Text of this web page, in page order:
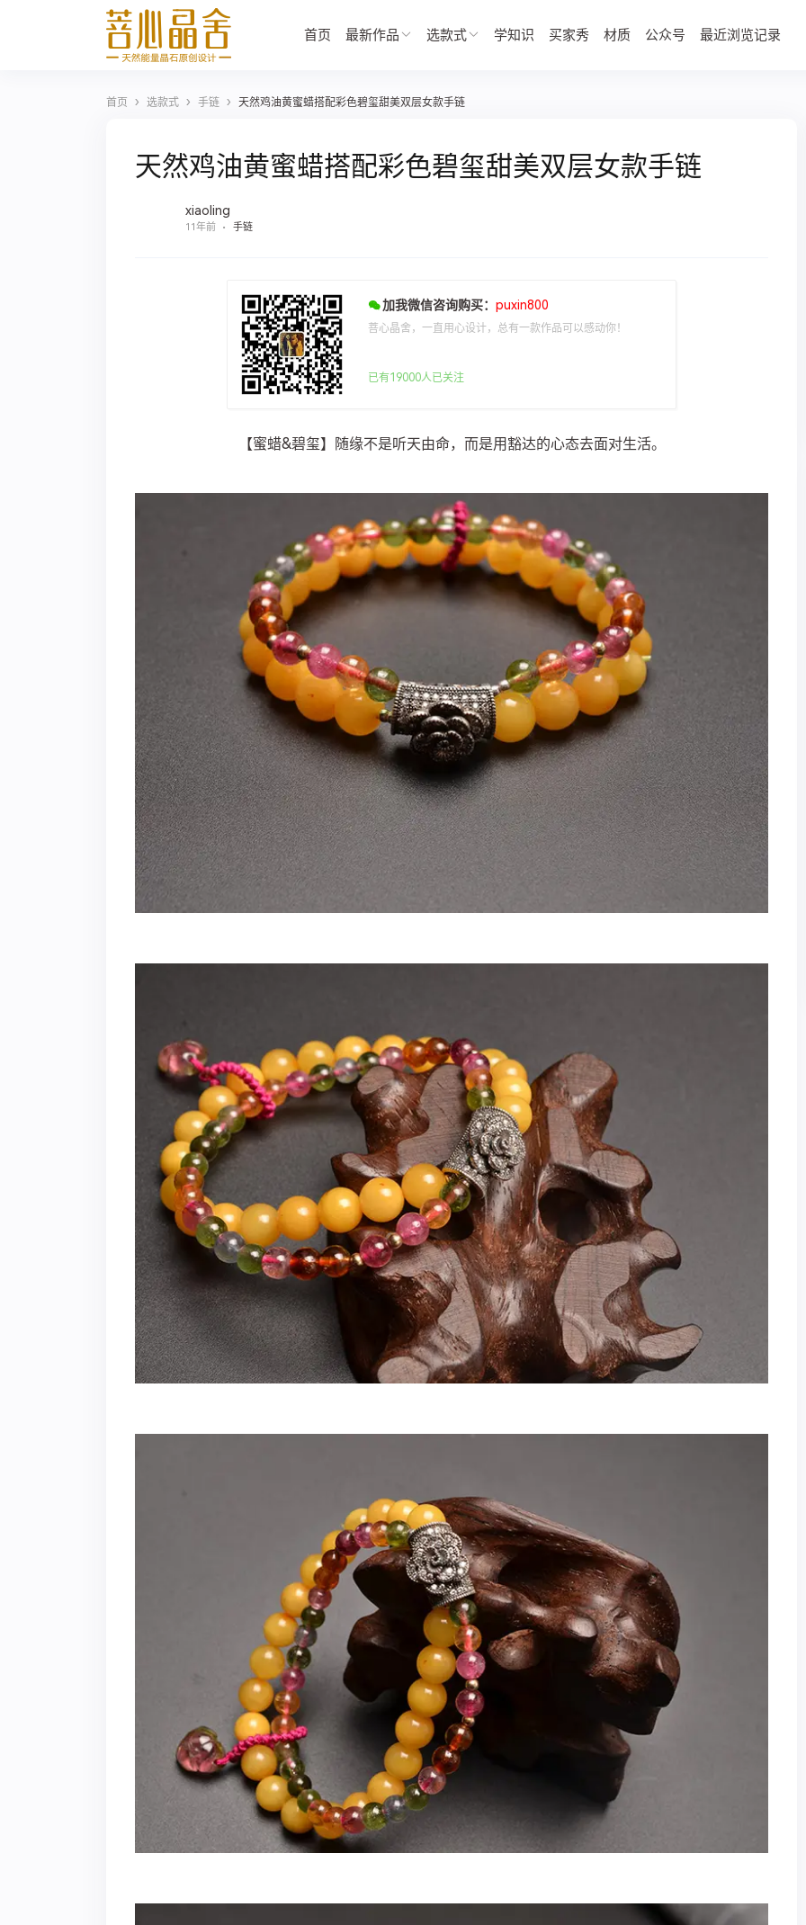
首页 最新作品 选款式 学知识 买家秀 材质 公众号 最近浏览记录
首页 › 选款式 › 手链 › 天然鸡油黄蜜蜡搭配彩色碧玺甜美双层女款手链
天然鸡油黄蜜蜡搭配彩色碧玺甜美双层女款手链
xiaoling
11年前 手链
加我微信咨询购买： puxin800
菩心晶舍，一直用心设计，总有一款作品可以感动你！
已有19000人已关注
【蜜蜡&碧玺】随缘不是听天由命，而是用豁达的心态去面对生活。